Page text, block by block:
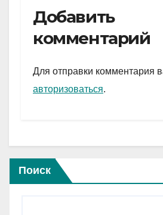
e
gr
a
m
er
s
A
p
Добавить
комментарий
Для отправки комментария
авторизоваться.
Поиск